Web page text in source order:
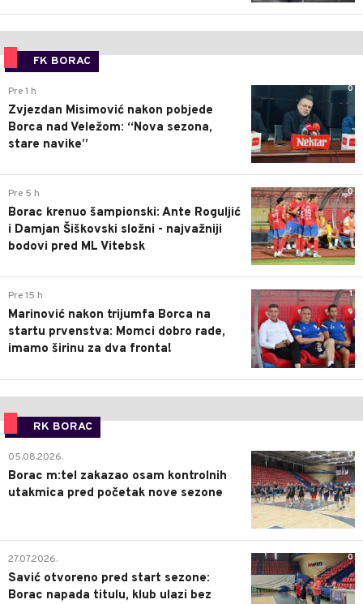
FK BORAC
0
Pre 1 h
Zvjezdan Misimović nakon pobjede
Borca nad Veležom: “Nova sezona,
stare navike”
0
Pre 5 h
Borac krenuo šampionski: Ante Roguljić
i Damjan Šiškovski složni - najvažniji
bodovi pred ML Vitebsk
1
Pre 15 h
Marinović nakon trijumfa Borca na
startu prvenstva: Momci dobro rade,
imamo širinu za dva fronta!
RK BORAC
0
05.08.2026.
Borac m:tel zakazao osam kontrolnih
utakmica pred početak nove sezone
0
27.07.2026.
Savić otvoreno pred start sezone:
Borac napada titulu, klub ulazi bez